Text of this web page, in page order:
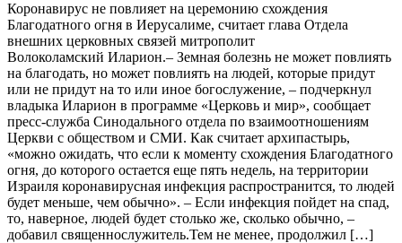
Коронавирус не повлияет на церемонию схождения
Благодатного огня в Иерусалиме, считает глава Отдела
внешних церковных связей митрополит
Волоколамский Иларион.– Земная болезнь не может повлиять
на благодать, но может повлиять на людей, которые придут
или не придут на то или иное богослужение, – подчеркнул
владыка Иларион в программе «Церковь и мир», сообщает
пресс-служба Синодального отдела по взаимоотношениям
Церкви с обществом и СМИ. Как считает архипастырь,
«можно ожидать, что если к моменту схождения Благодатного
огня, до которого остается еще пять недель, на территории
Израиля коронавирусная инфекция распространится, то людей
будет меньше, чем обычно». – Если инфекция пойдет на спад,
то, наверное, людей будет столько же, сколько обычно, –
добавил священнослужитель.Тем не менее, продолжил […]